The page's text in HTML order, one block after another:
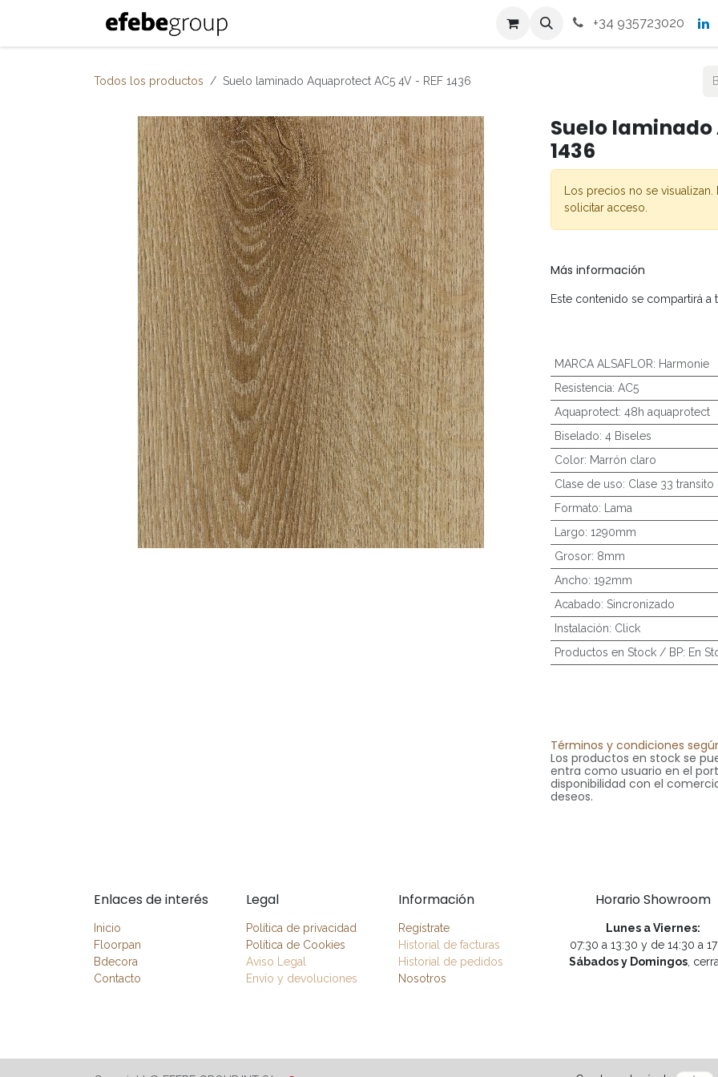
Contacto +34 935723020
Todos los productos Suelo laminado Aquaprotect AC5 4V - REF 1436
Suelo laminado
1436
Los precios no se
solicitar acceso.
Más información
Este contenido se compartirá
MARCA ALSAFLOR: Harmonie
Resistencia: AC5
Aquaprotect: 48h aquaprotect
Biselado: 4 Biseles
Color: Marrón claro
Clase de uso: Clase 33
Formato: Lama
Largo: 1290mm
Grosor: 8mm
Ancho: 192mm
Acabado: Sincronizado
Instalación: Click
Productos en Stock / BP: En
Términos y condiciones
Los productos en stock se
entra como usuario en el
disponibilidad con el
deseos.
Enlaces de interés
Inicio
Floorpan
Bdecora
Contacto
Legal
Política de privacidad
Política de Cookies
Aviso Legal
Envío y devoluciones
Información
Regístrate
Historial de facturas
Historial de pedidos
Nosotros
Horario Showroom
Lunes a Viernes:
07:30 a 13:30 y de 14:30 a
Sábados y Domingos ,